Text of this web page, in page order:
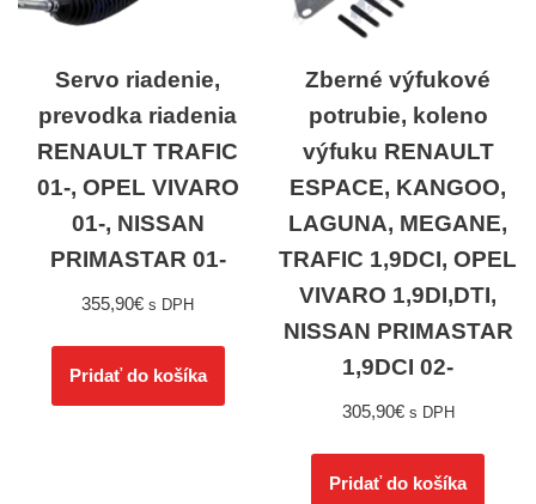
Servo riadenie,
prevodka riadenia
RENAULT TRAFIC
01-, OPEL VIVARO
01-, NISSAN
PRIMASTAR 01-
355,90€ s DPH
Pridať do košíka
Zberné výfukové
potrubie, koleno
výfuku RENAULT
ESPACE, KANGOO,
LAGUNA, MEGANE,
TRAFIC 1,9DCI, OPEL
VIVARO 1,9DI,DTI,
NISSAN PRIMASTAR
1,9DCI 02-
305,90€ s DPH
Pridať do košíka